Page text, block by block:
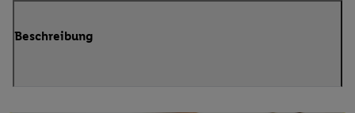
Beschreibung